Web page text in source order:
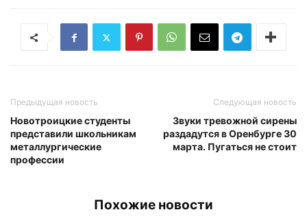
Предыдущая новость
Новотроицкие студенты
представили школьникам
металлургические
профессии
Следующая новость
Звуки тревожной сирены
раздадутся в Оренбурге 30
марта. Пугаться не стоит
Похожие новости